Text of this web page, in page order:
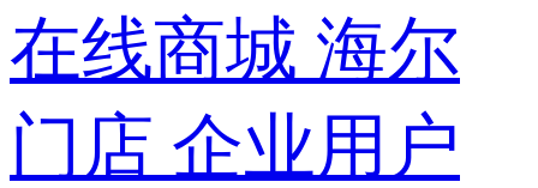
在线商城 海尔
门店 企业用户